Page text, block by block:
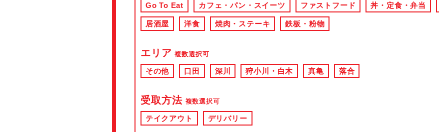
Go To Eat カフェ・パン・スイーツ ファストフード 丼・定食・弁当
居酒屋 洋食 焼肉・ステーキ 鉄板・粉物
エリア 複数選択可
その他 口田 深川 狩小川・白木 真亀 落合
受取方法 複数選択可
テイクアウト デリバリー